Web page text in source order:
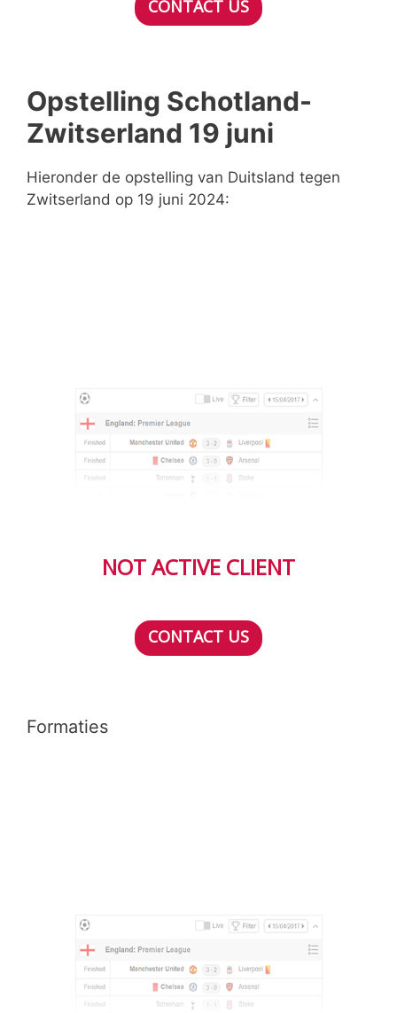
CONTACT US
Opstelling Schotland-
Zwitserland 19 juni
Hieronder de opstelling van Duitsland tegen
Zwitserland op 19 juni 2024:
NOT ACTIVE CLIENT
CONTACT US
Formaties